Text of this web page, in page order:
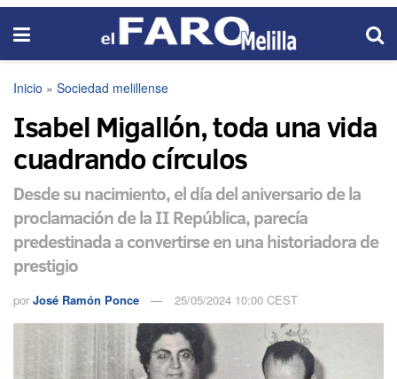
Inicio » Sociedad melillense
Isabel Migallón, toda una vida
cuadrando círculos
Desde su nacimiento, el día del aniversario de la
proclamación de la II República, parecía
predestinada a convertirse en una historiadora de
prestigio
por José Ramón Ponce 25/05/2024 10:00 CEST